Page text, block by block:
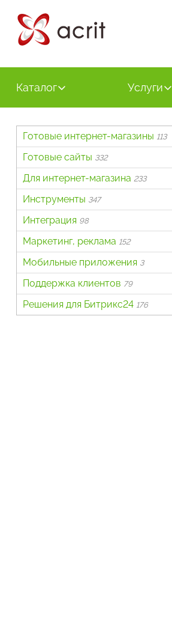
Каталог Услуги
Готовые интернет-магазины 113
Готовые сайты 332
Для интернет-магазина 233
Инструменты 347
Интеграция 98
Маркетинг, реклама 152
Мобильные приложения 3
Поддержка клиентов 79
Решения для Битрикс24 176